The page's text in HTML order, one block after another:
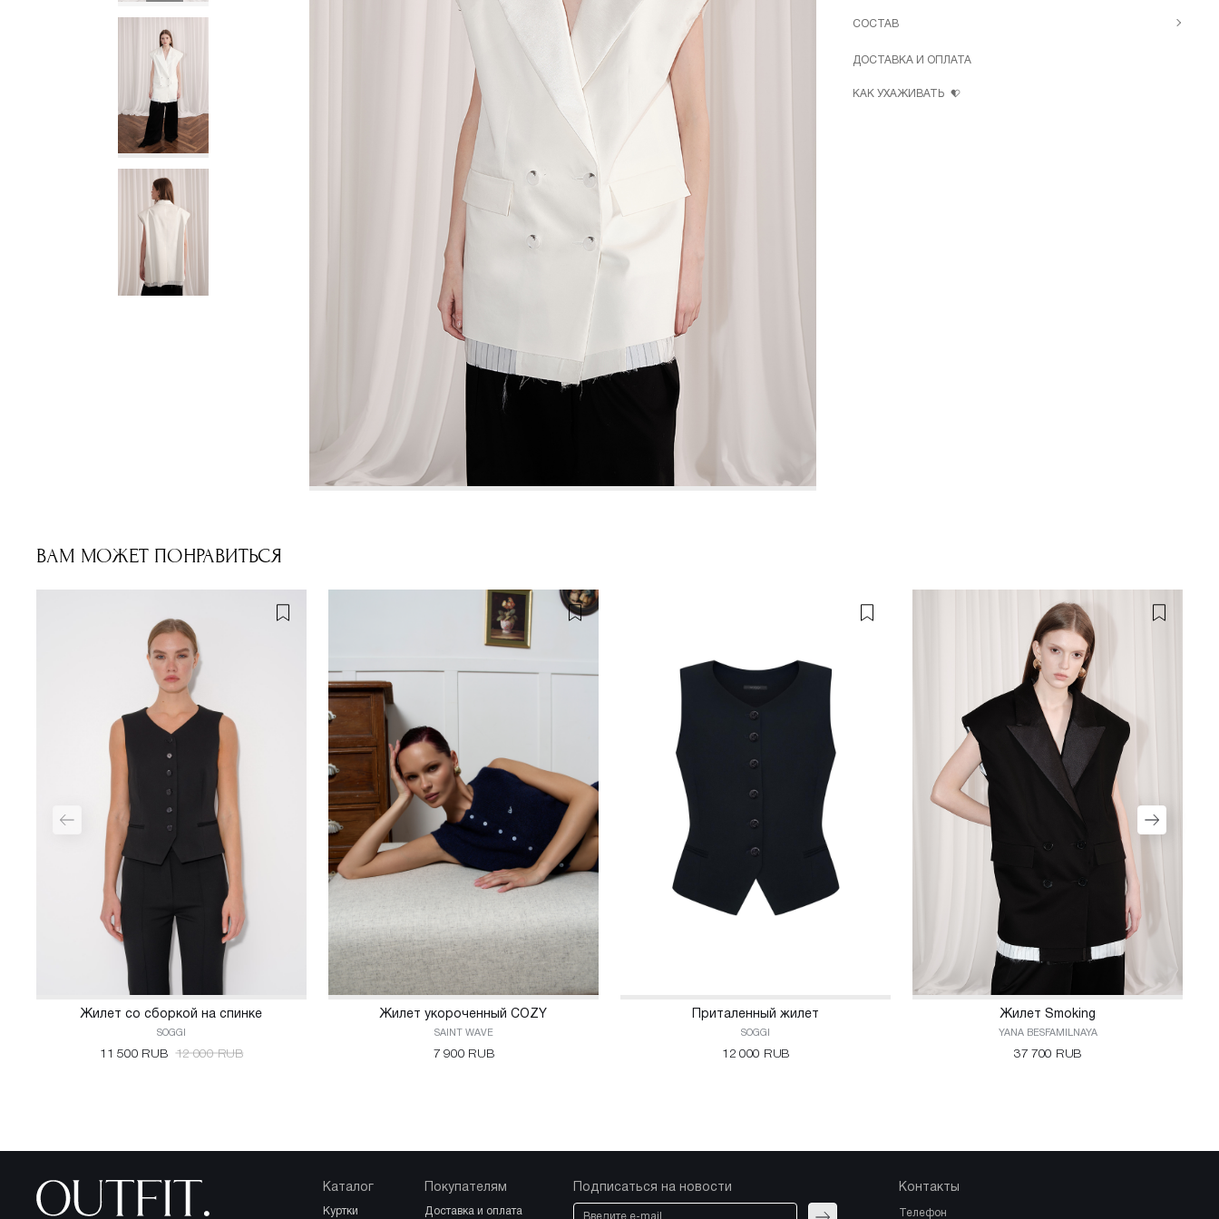
СОСТАВ
ДОСТАВКА И ОПЛАТА
КАК УХАЖИВАТЬ
ВАМ МОЖЕТ ПОНРАВИТЬСЯ
Жилет со сборкой на спинке
SOGGI
11 500 RUB 12 000 RUB
Жилет укороченный COZY
SAINT WAVE
7 900 RUB
Приталенный жилет
SOGGI
12 000 RUB
Жилет Smoking
YANA BESFAMILNAYA
37 700 RUB
Каталог
куртки
Покупателям
доставка и оплата
Подписаться на новости
Отправить
Контакты
Телефон